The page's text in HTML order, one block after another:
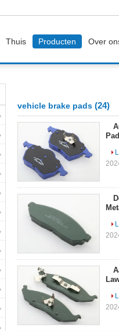
Thuis Producten Over
vehicle brake pads (24)